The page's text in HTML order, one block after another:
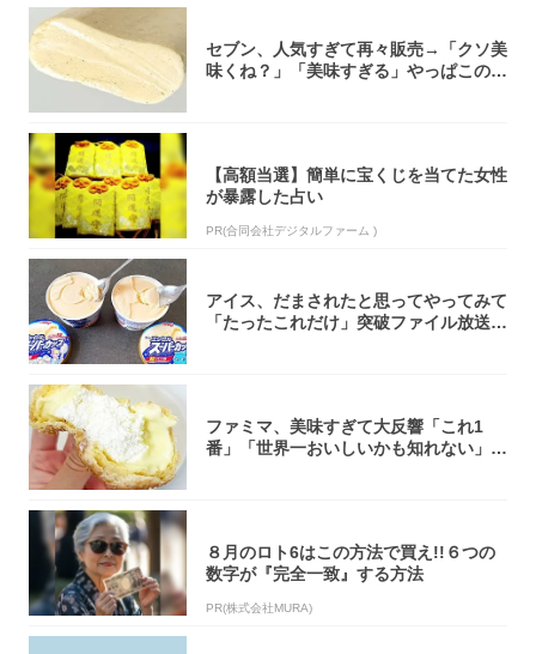
セブン、人気すぎて再々販売→「クソ美
味くね？」「美味すぎる」やっぱこのク
【高額当選】簡単に宝くじを当てた女性
が暴露した占い
PR(合同会社デジタルファーム )
アイス、だまされたと思ってやってみて
「たったこれだけ」突破ファイル放送で
ファミマ、美味すぎて大反響「これ1
番」「世界一おいしいかも知れない」
８月のロト6はこの方法で買え!!６つの
数字が『完全一致』する方法
PR(株式会社MURA)